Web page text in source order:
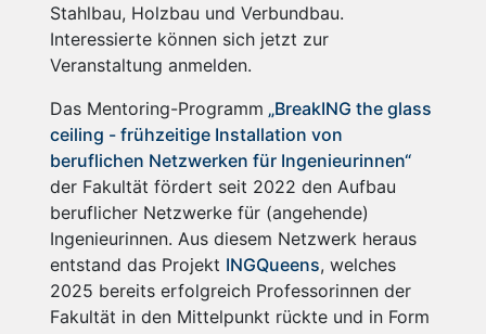
Stahlbau, Holzbau und Verbundbau.
Interessierte können sich jetzt zur
Veranstaltung anmelden.
Das Mentoring-Programm „BreakING the glass
ceiling - frühzeitige Installation von
beruflichen Netzwerken für Ingenieurinnen“
der Fakultät fördert seit 2022 den Aufbau
beruflicher Netzwerke für (angehende)
Ingenieurinnen. Aus diesem Netzwerk heraus
entstand das Projekt INGQueens, welches
2025 bereits erfolgreich Professorinnen der
Fakultät in den Mittelpunkt rückte und in Form